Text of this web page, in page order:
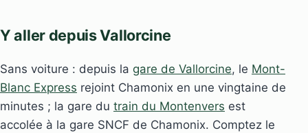
Y aller depuis Vallorcine
Sans voiture : depuis la gare de Vallorcine, le Mont-
Blanc Express rejoint Chamonix en une vingtaine de
minutes ; la gare du train du Montenvers est
accolée à la gare SNCF de Chamonix. Comptez le